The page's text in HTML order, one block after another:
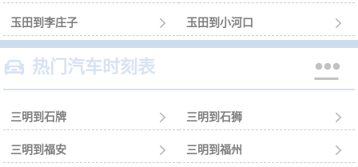
玉田到李庄子  玉田到小河口 
 热门汽车时刻表 
三明到石牌  三明到石狮 
三明到福安  三明到福州 